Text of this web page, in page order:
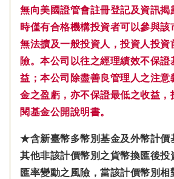
無向美國證管會註冊登記及資訊揭
時僅有合格機構投資者可以參與該
無法擴及一般投資人，投資人投資
險。本公司以往之經理績效不保證
益；本公司除盡善良管理人之注意
金之盈虧，亦不保證最低之收益，
閱基金公開說明書。
★含新臺幣多幣別基金及外幣計價
其他非該計價幣別之貨幣換匯後投
匯率變動之風險，當該計價幣別相